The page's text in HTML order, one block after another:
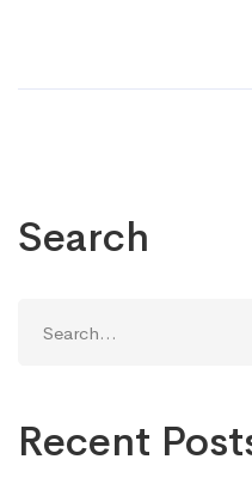
Search
for:
Recent